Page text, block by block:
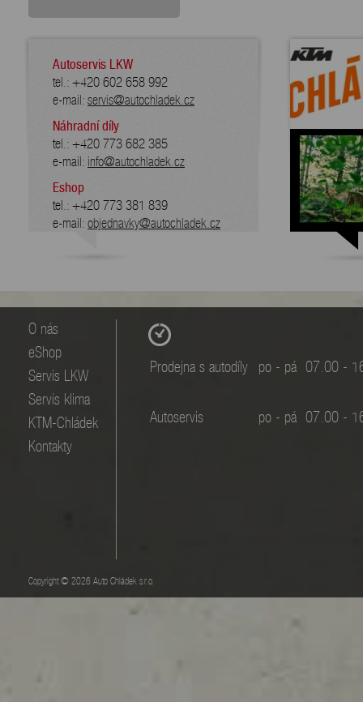
Autoservis LKW
tel.: +420 602 658 992
e-mail: servis@autochladek.cz
Náhradní díly
tel.: +420 773 682 385
e-mail: info@autochladek.cz
Eshop
tel.: +420 773 381 839
e-mail: objednavky@autochladek.cz
O nás
eShop
Servis LKW
Servis klima
KTM-Chládek
Kontakty
Prodejna s autodíly po - pá 07.00 -
Autoservis po - pá 07.00 -
Copyright © 2026 Auto Chládek s.r.o.